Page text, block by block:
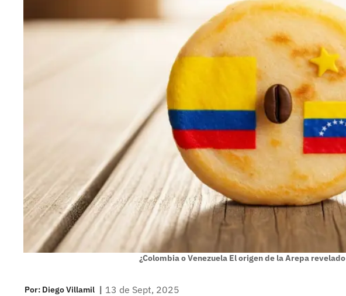
¿Colombia o Venezuela El origen de la Arepa revelado
Por: Diego Villamil | 13 de Sept, 2025